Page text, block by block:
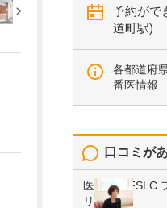
予約がで
道町駅)
各都道府
番医情報
口コミが
医療法人FSLC
リニック